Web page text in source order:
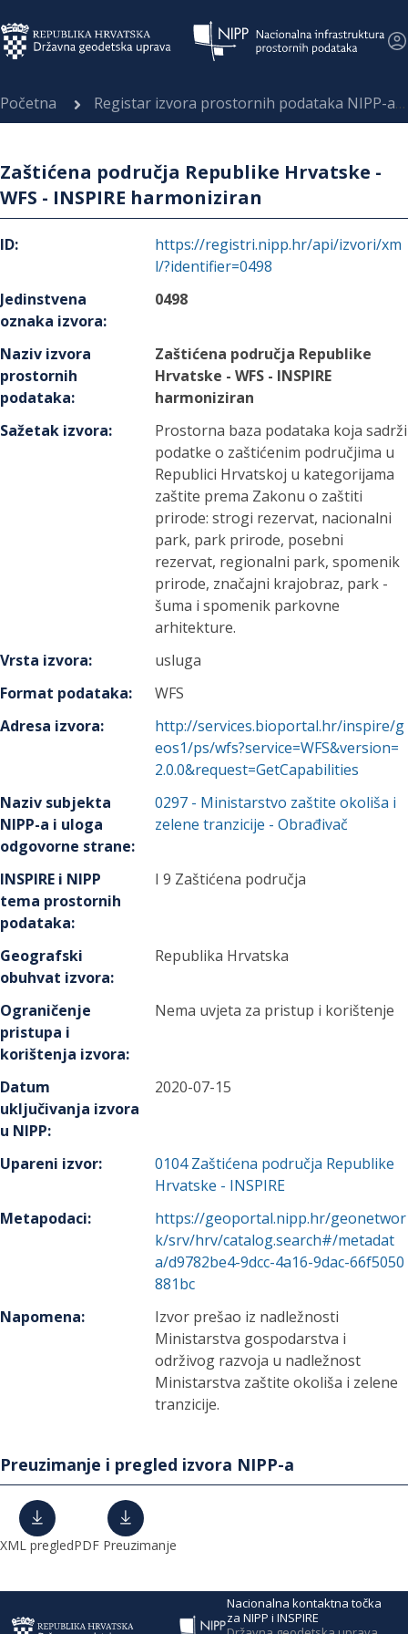
Početna Registar izvora prostornih podataka NIPP-a
Zaštićena područja Republike Hrvatske -
WFS - INSPIRE harmoniziran
ID:
https://registri.nipp.hr/api/izvori/xm
l/?identifier=0498
Jedinstvena
oznaka izvora:
0498
Naziv izvora
prostornih
podataka:
Zaštićena područja Republike
Hrvatske - WFS - INSPIRE
harmoniziran
Sažetak izvora:
Prostorna baza podataka koja sadrži
podatke o zaštićenim područjima u
Republici Hrvatskoj u kategorijama
zaštite prema Zakonu o zaštiti
prirode: strogi rezervat, nacionalni
park, park prirode, posebni
rezervat, regionalni park, spomenik
prirode, značajni krajobraz, park -
šuma i spomenik parkovne
arhitekture.
Vrsta izvora:
usluga
Format podataka:
WFS
Adresa izvora:
http://services.bioportal.hr/inspire/g
eos1/ps/wfs?service=WFS&version=
2.0.0&request=GetCapabilities
Naziv subjekta
NIPP-a i uloga
odgovorne strane:
0297 - Ministarstvo zaštite okoliša i
zelene tranzicije - Obrađivač
INSPIRE i NIPP
tema prostornih
podataka:
I 9 Zaštićena područja
Geografski
obuhvat izvora:
Republika Hrvatska
Ograničenje
pristupa i
korištenja izvora:
Nema uvjeta za pristup i korištenje
Datum
uključivanja izvora
u NIPP:
2020-07-15
Upareni izvor: 0104 Zaštićena područja Republike
Hrvatske - INSPIRE
Metapodaci:
https://geoportal.nipp.hr/geonetwor
k/srv/hrv/catalog.search#/metadat
a/d9782be4-9dcc-4a16-9dac-66f5050
881bc
Napomena:
Izvor prešao iz nadležnosti
Ministarstva gospodarstva i
održivog razvoja u nadležnost
Ministarstva zaštite okoliša i zelene
tranzicije.
Preuzimanje i pregled izvora NIPP-a
XML pregledPDF Preuzimanje
Nacionalna kontaktna točka
za NIPP i INSPIRE